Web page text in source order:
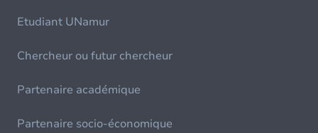
Etudiant UNamur
Chercheur ou futur chercheur
Partenaire académique
Partenaire socio-économique